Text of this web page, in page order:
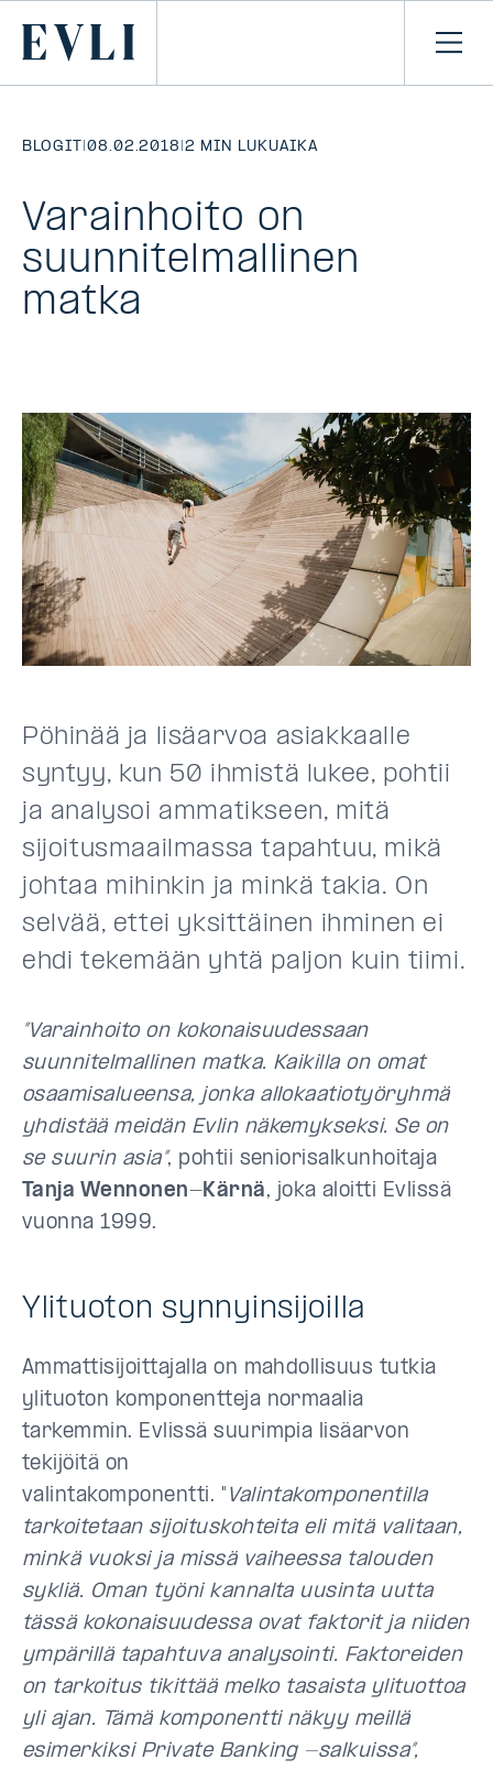
Primary
Avaa
BLOGIT |08.02.2018 |2 MIN LUKUAIKA
Varainhoito on
suunnitelmallinen
matka
Pöhinää ja lisäarvoa asiakkaalle
syntyy, kun 50 ihmistä lukee, pohtii
ja analysoi ammatikseen, mitä
sijoitusmaailmassa tapahtuu, mikä
johtaa mihinkin ja minkä takia. On
selvää, ettei yksittäinen ihminen ei
ehdi tekemään yhtä paljon kuin tiimi.
”Varainhoito on kokonaisuudessaan
suunnitelmallinen matka. Kaikilla on omat
osaamisalueensa, jonka allokaatiotyöryhmä
yhdistää meidän Evlin näkemykseksi. Se on
se suurin asia”, pohtii seniorisalkunhoitaja
Tanja Wennonen-Kärnä, joka aloitti Evlissä
vuonna 1999.
Ylituoton synnyinsijoilla
Ammattisijoittajalla on mahdollisuus tutkia
ylituoton komponentteja normaalia
tarkemmin. Evlissä suurimpia lisäarvon
tekijöitä on
valintakomponentti. " Valintakomponentilla
tarkoitetaan sijoituskohteita eli mitä valitaan,
minkä vuoksi ja missä vaiheessa talouden
sykliä. Oman työni kannalta uusinta uutta
tässä kokonaisuudessa ovat faktorit ja niiden
ympärillä tapahtuva analysointi. Faktoreiden
on tarkoitus tikittää melko tasaista ylituottoa
yli ajan. Tämä komponentti näkyy meillä
esimerkiksi Private Banking -salkuissa”,